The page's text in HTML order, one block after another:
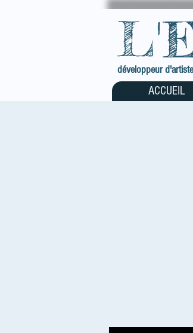
développeur
ACCUEIL